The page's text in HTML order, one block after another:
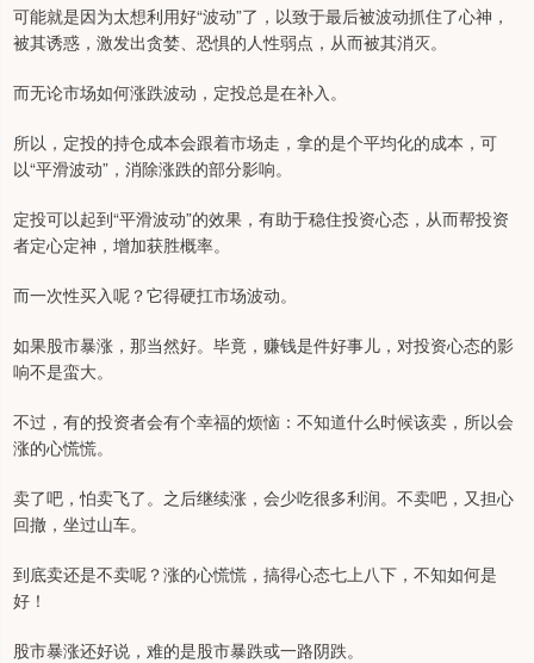
可能就是因为太想利用好“波动”了，以致于最后被波动抓住了心神，
被其诱惑，激发出贪婪、恐惧的人性弱点，从而被其消灭。
而无论市场如何涨跌波动，定投总是在补入。
所以，定投的持仓成本会跟着市场走，拿的是个平均化的成本，可
以“平滑波动”，消除涨跌的部分影响。
定投可以起到“平滑波动”的效果，有助于稳住投资心态，从而帮投资
者定心定神，增加获胜概率。
而一次性买入呢？它得硬扛市场波动。
如果股市暴涨，那当然好。毕竟，赚钱是件好事儿，对投资心态的影
响不是蛮大。
不过，有的投资者会有个幸福的烦恼：不知道什么时候该卖，所以会
涨的心慌慌。
卖了吧，怕卖飞了。之后继续涨，会少吃很多利润。不卖吧，又担心
回撤，坐过山车。
到底卖还是不卖呢？涨的心慌慌，搞得心态七上八下，不知如何是
好！
股市暴涨还好说，难的是股市暴跌或一路阴跌。